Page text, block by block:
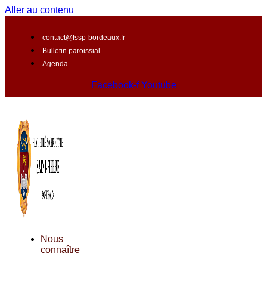
Aller au contenu
contact@fssp-bordeaux.fr
Bulletin paroissial
Agenda
Facebook-f Youtube
Nous
connaître